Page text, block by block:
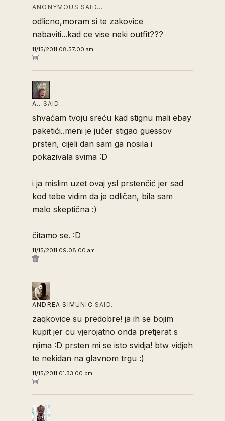
ANONYMOUS SAID…
odlicno,moram si te zakovice
nabaviti...kad ce vise neki outfit???
11/15/2011 08:57:00 am
A.. SAID…
shvaćam tvoju sreću kad stignu mali ebay
paketići..meni je jučer stigao guessov
prsten, cijeli dan sam ga nosila i
pokazivala svima :D
i ja mislim uzet ovaj ysl prstenčić jer sad
kod tebe vidim da je odličan, bila sam
malo skeptična :)
čitamo se. :D
11/15/2011 09:08:00 am
ANDREA SIMUNIC SAID…
zaqkovice su predobre! ja ih se bojim
kupit jer cu vjerojatno onda pretjerat s
njima :D prsten mi se isto svidja! btw vidjeh
te nekidan na glavnom trgu :)
11/15/2011 01:33:00 pm